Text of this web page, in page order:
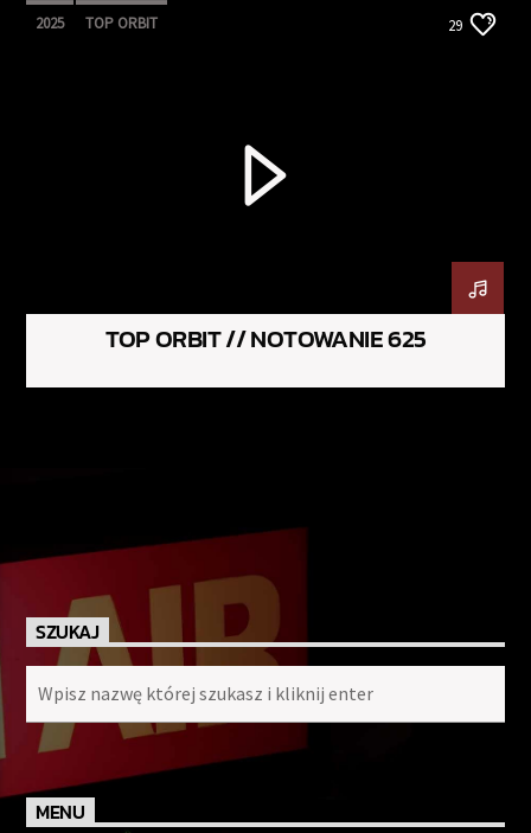
2025 TOP ORBIT 29
TOP ORBIT // NOTOWANIE 625
SZUKAJ
MENU